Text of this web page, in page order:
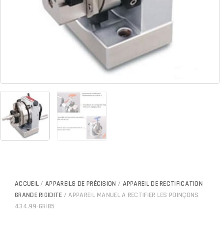
ACCUEIL /APPAREILS DE PRÉCISION / APPAREIL DE RECTIFICATION
GRANDE RIGIDITE / APPAREIL MANUEL A RECTIFIER LES POINÇONS
434.99-GRI85